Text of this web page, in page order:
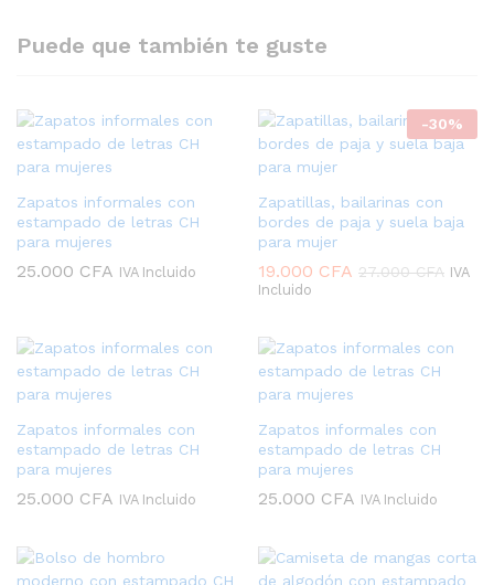
Puede que también te guste
Zapatos informales con
estampado de letras CH
para mujeres
25.000 CFA IVA Incluido
-30%
Zapatillas, bailarinas con
bordes de paja y suela baja
para mujer
19.000 CFA 27.000CFA IVA
Incluido
Zapatos informales con
estampado de letras CH
para mujeres
25.000 CFA IVA Incluido
Zapatos informales con
estampado de letras CH
para mujeres
25.000 CFA IVA Incluido